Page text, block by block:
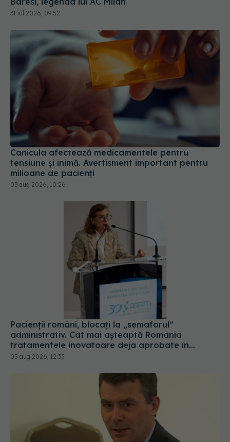
Canicula afectează medicamentele pentru
tensiune și inimă. Avertisment important pentru
milioane de pacienți
03 aug 2026, 10:26
Pacienții români, blocați la „semaforul”
administrativ. Cât mai așteaptă România
tratamentele inovatoare deja aprobate în
Europa
05 aug 2026, 12:33